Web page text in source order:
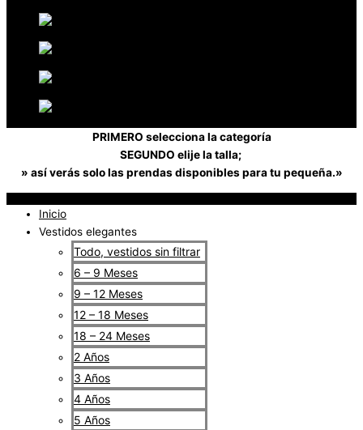
PRIMERO selecciona la categoría
SEGUNDO elije la talla;
» así verás solo las prendas disponibles para tu pequeña.»
Inicio
Vestidos elegantes
Todo, vestidos sin filtrar
6 – 9 Meses
9 – 12 Meses
12 – 18 Meses
18 – 24 Meses
2 Años
3 Años
4 Años
5 Años